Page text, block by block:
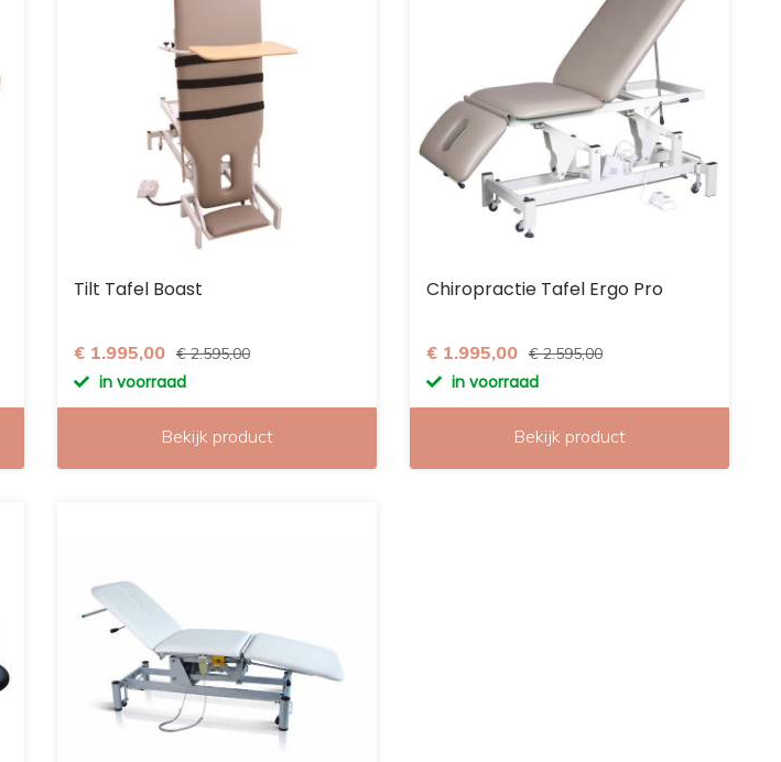
Tilt Tafel Boast
€ 1.995,00 € 2.595,00
in voorraad
Bekijk product
Chiropractie Tafel Ergo Pro
€ 1.995,00 € 2.595,00
in voorraad
Bekijk product